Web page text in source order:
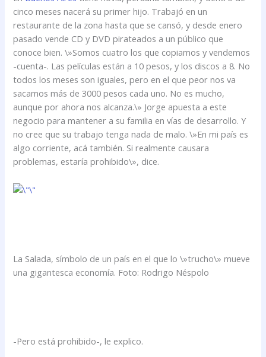
cinco meses nacerá su primer hijo. Trabajó en un
restaurante de la zona hasta que se cansó, y desde enero
pasado vende CD y DVD pirateados a un público que
conoce bien. \»Somos cuatro los que copiamos y vendemos
-cuenta-. Las películas están a 10 pesos, y los discos a 8. No
todos los meses son iguales, pero en el que peor nos va
sacamos más de 3000 pesos cada uno. No es mucho,
aunque por ahora nos alcanza.\» Jorge apuesta a este
negocio para mantener a su familia en vías de desarrollo. Y
no cree que su trabajo tenga nada de malo. \»En mi país es
algo corriente, acá también. Si realmente causara
problemas, estaría prohibido\», dice.
La Salada, símbolo de un país en el que lo \»trucho\» mueve
una gigantesca economía. Foto: Rodrigo Néspolo
-Pero está prohibido-, le explico.